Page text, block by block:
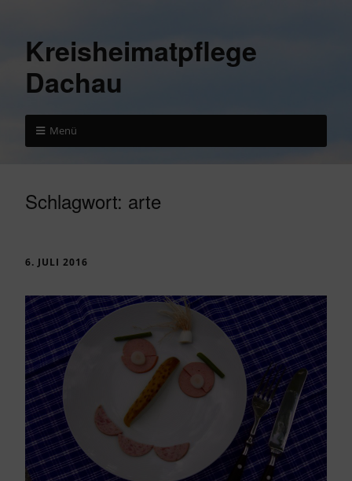
Kreisheimatpflege
Dachau
Menü
Schlagwort: arte
6. JULI 2016